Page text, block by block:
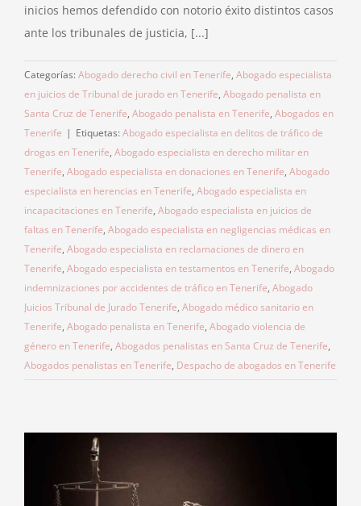
inicios hemos defendido con notorio éxito distintos casos
ante los tribunales de justicia, [...]
Categorías: Abogado derecho civil en Tenerife, Abogado especialista
en juicios de Tribunal de jurado en Tenerife, Abogado penalista en
Santa Cruz de Tenerife, Abogado penalista en Tenerife, Abogados en
Tenerife | Etiquetas: Abogado especialista en delitos de tráfico de
drogas en Tenerife, Abogado especialista en derecho militar en
Tenerife, Abogado especialista en donaciones en Tenerife, Abogado
especialista en herencias en Tenerife, Abogado especialista en
incapacitaciones en Tenerife, Abogado especialista en juicios de
faltas en Tenerife, Abogado especialista en negligencias médicas en
Tenerife, Abogado especialista en reclamaciones de dinero en
Tenerife, Abogado especialista en testamentos en Tenerife, Abogado
indemnizaciones por accidentes de tráfico en Tenerife, Abogado
Juicios Tribunal de Jurado Tenerife, Abogado médico sanitario en
Tenerife, Abogado penalista en Tenerife, Abogado violencia de
género en Tenerife, Abogados penalistas en Santa Cruz de Tenerife,
Abogados penalistas en Tenerife, Despacho de abogados en Tenerife